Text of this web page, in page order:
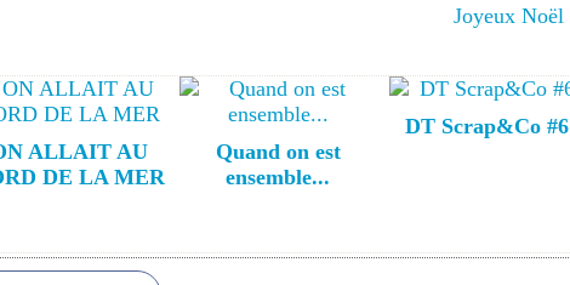
Joyeux Noël
ALLAIT AU
DE LA MER
Quand on est
ensemble...
DT Scrap&Co #6